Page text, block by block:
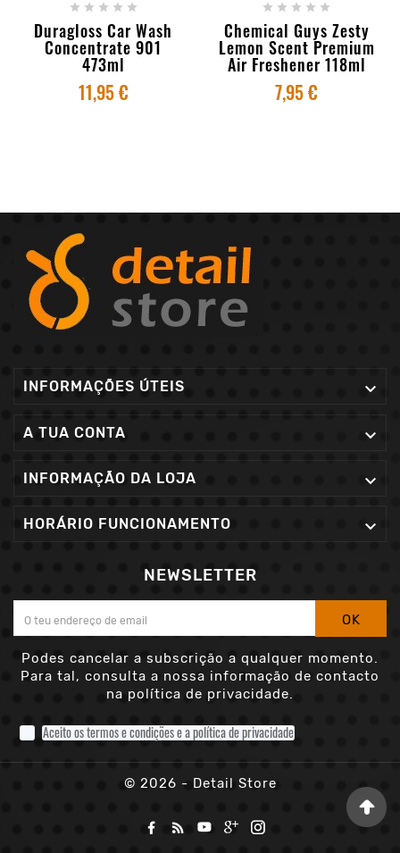
    
Duragloss Car Wash
Concentrate 901
473ml
11,95 €
    
Chemical Guys Zesty
Lemon Scent Premium
Air Freshener 118ml
7,95 €
INFORMAÇÕES ÚTEIS 
A TUA CONTA 
INFORMAÇÃO DA LOJA 
HORÁRIO FUNCIONAMENTO 
NEWSLETTER
OK
Podes cancelar a subscrição a qualquer momento.
Para tal, consulta a nossa informação de contacto
na política de privacidade.
Aceito os termos e condições e a política de privacidade
© 2026 - Detail Store